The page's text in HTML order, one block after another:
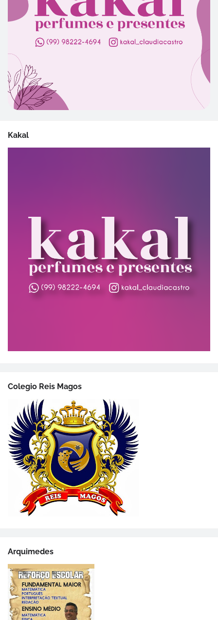
Kakal
Colegio Reis Magos
Arquimedes